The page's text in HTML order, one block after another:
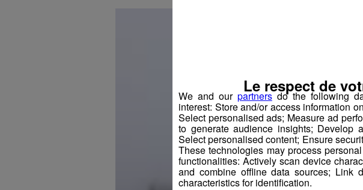
We and our partnersdo the following
interest: Store and/or access information
Select personalised ads; Measure ad
to generate audience insights; Develop
Select personalised content; Ensure
These technologies may process
functionalities: Actively scan device
and combine offline data sources; Link
characteristics for identification.
Le respect de